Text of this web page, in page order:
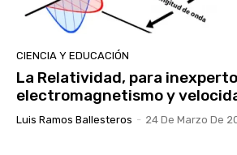
CIENCIA Y EDUCACIÓN
La Relatividad, para
electromagnetismo y
Luis Ramos Ballesteros - 24 De Marzo De